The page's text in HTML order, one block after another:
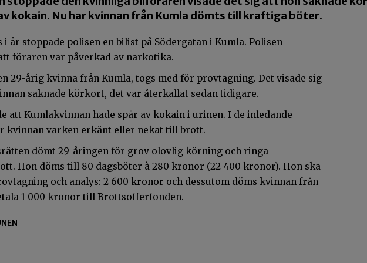
kokain. Nu har kvinnan från Kumla dömts till kraftiga böter.
i år stoppade polisen en bilist på Södergatan i Kumla. Polisen
föraren var påverkad av narkotika.
29-årig kvinna från Kumla, togs med för provtagning. Det visade sig
saknade körkort, det var återkallat sedan tidigare.
att Kumlakvinnan hade spår av kokain i urinen. I de inledande
kvinnan varken erkänt eller nekat till brott.
dömt 29-åringen för grov olovlig körning och ringa
Hon döms till 80 dagsböter à 280 kronor (22 400 kronor). Hon ska
och analys: 2 600 kronor och dessutom döms kvinnan från
1 000 kronor till Brottsofferfonden.